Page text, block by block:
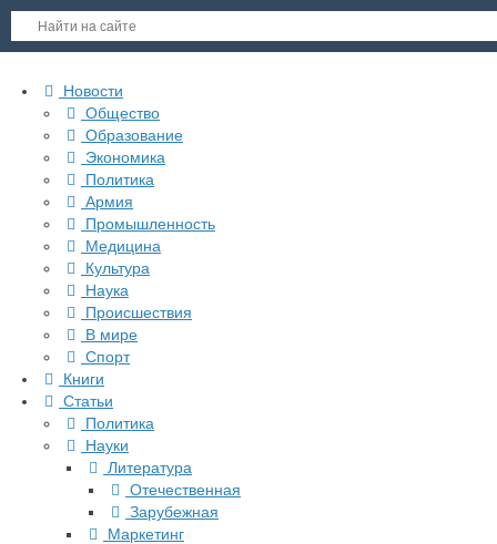
Новости
Общество
Образование
Экономика
Политика
Армия
Промышленность
Медицина
Культура
Наука
Происшествия
В мире
Спорт
Книги
Статьи
Политика
Науки
Литература
Отечественная
Зарубежная
Маркетинг